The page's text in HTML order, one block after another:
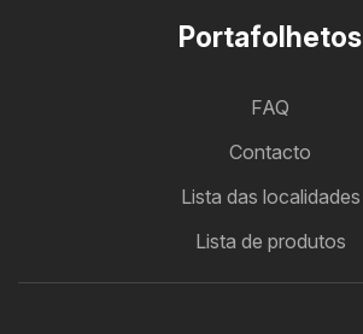
Portafolhetos
FAQ
Contacto
Lista das localidades
Lista de produtos